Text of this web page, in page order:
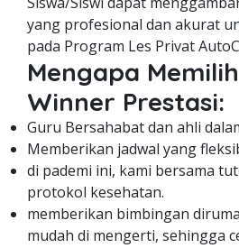
yang profesional dan akurat
pada Program Les Privat
Mengapa
Winner Prestasi:
Guru Bersahabat dan ahli
Memberikan jadwal yang
di pademi ini, kami bersama
protokol kesehatan.
memberikan bimbingan
mudah di mengerti, sehingga